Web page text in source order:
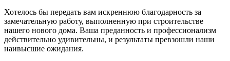
Хотелось бы передать вам искреннюю благодарность за
замечательную работу, выполненную при строительстве
нашего нового дома. Ваша преданность и профессионализм
действительно удивительны, и результаты превзошли наши
наивысшие ожидания.